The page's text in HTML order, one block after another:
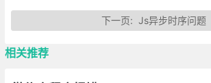
下一页:Js异步时序问题
相关推荐